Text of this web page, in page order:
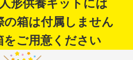
形供養キットには
の箱は付属しません
をご用意ください